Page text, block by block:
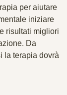
per aiutare
iniziare
risultati migliori
Da
la terapia dovrà